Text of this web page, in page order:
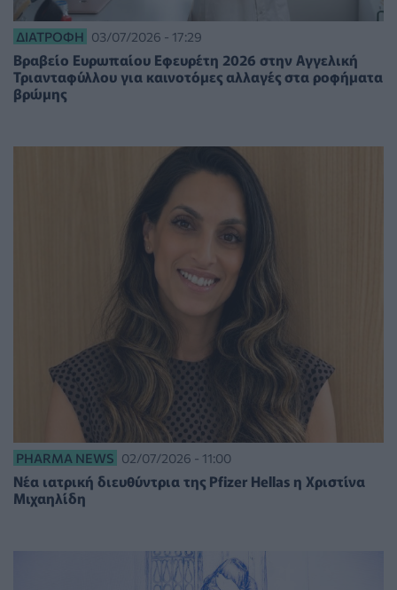
ΔΙΑΤΡΟΦΉ 03/07/2026 - 17:29
Βραβείο Ευρωπαίου Εφευρέτη 2026 στην Αγγελική
Τριανταφύλλου για καινοτόμες αλλαγές στα ροφήματα
βρώμης
PHARMA NEWS 02/07/2026 - 11:00
Νέα ιατρική διευθύντρια της Pfizer Hellas η Χριστίνα
Μιχαηλίδη